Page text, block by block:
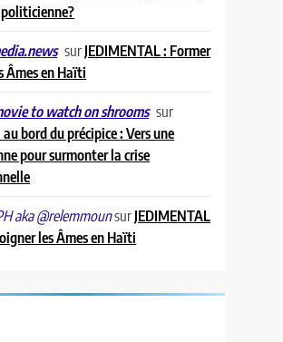
surJEDIMENTAL : Former
Âmes en Haïti
to watch on shrooms sur
bord du précipice : Vers une
pour surmonter la crise
aka @relemmounsurJEDIMENTAL
les Âmes en Haïti